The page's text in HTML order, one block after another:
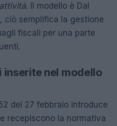
. Il modello è Dal
ciò semplifica la gestione
fiscali per una parte
inserite nel modello
del 27 febbraio introduce
recepiscono la normativa